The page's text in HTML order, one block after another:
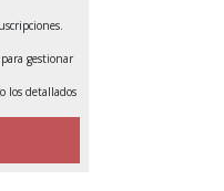
gestionar
los detallados